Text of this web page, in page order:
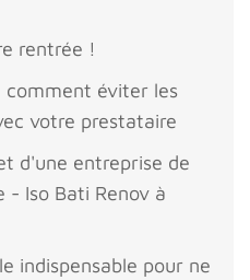
rentrée !
éviter les
votre prestataire
d'une entreprise de
- Iso Bati Renov à
indispensable pour ne